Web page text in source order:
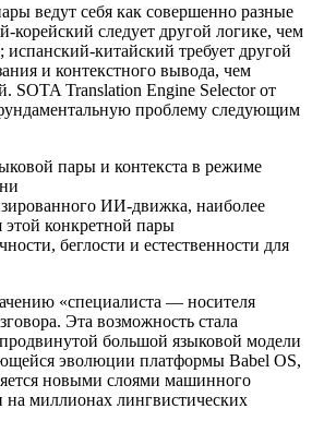
ведут себя как совершенно разные
следует другой логике, чем
китайский требует другой
и контекстного вывода, чем
SOTA Translation Engine Selector от
проблему следующим
пары и контекста в режиме
ИИ-движка, наиболее
этой конкретной пары
беглости и естественности для
«специалиста — носителя
Эта возможность стала
большой языковой модели
эволюции платформы Babel OS,
новыми слоями машинного
миллионах лингвистических